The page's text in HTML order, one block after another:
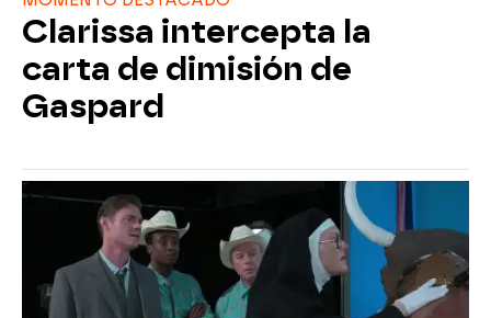
Clarissa intercepta la
carta de dimisión de
Gaspard